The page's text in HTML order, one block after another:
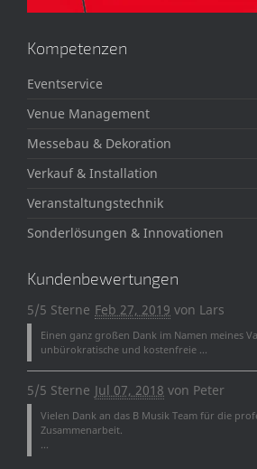
Kompetenzen
Eventservice
Venue Management
Messebau & Dekoration
Verkauf & Installation
Veranstaltungstechnik
Sonderlösungen & Innovationen
Kundenbewertungen
5/5 Sterne Feb 27, 2019 von Lars
Einen ganz großen Dank im Namen meines
unbürokratische und kostenfreie ...
5/5 Sterne Jul 07, 2018 von Peter
Vielen Dank an das B Musik Team für die
Zusammenarbeit.
...